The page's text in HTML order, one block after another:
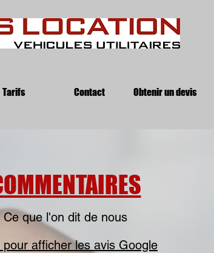
Tarifs Contact Obtenir un devis
Ce que l'on dit de nous
pour afficher les avis Google